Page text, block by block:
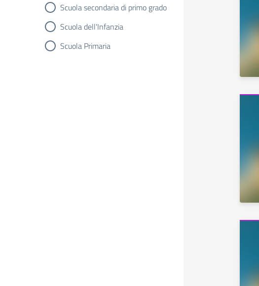
Scuola secondaria di primo grado
Scuola dell'Infanzia
Scuola Primaria